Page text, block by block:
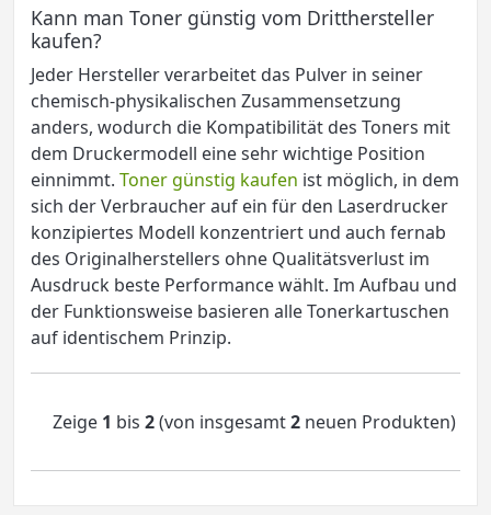
Kann man Toner günstig vom Dritthersteller
kaufen?
Jeder Hersteller verarbeitet das Pulver in seiner
chemisch-physikalischen Zusammensetzung
anders, wodurch die Kompatibilität des Toners mit
dem Druckermodell eine sehr wichtige Position
einnimmt. Toner günstig kaufen ist möglich, in dem
sich der Verbraucher auf ein für den Laserdrucker
konzipiertes Modell konzentriert und auch fernab
des Originalherstellers ohne Qualitätsverlust im
Ausdruck beste Performance wählt. Im Aufbau und
der Funktionsweise basieren alle Tonerkartuschen
auf identischem Prinzip.
Zeige 1 bis 2(von insgesamt2 neuen Produkten)